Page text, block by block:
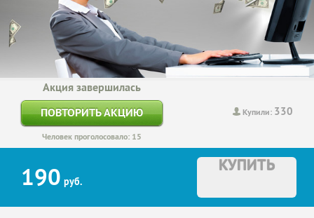
Купили: 330
Акция завершилась
ПОВТОРИТЬ АКЦИЮ
Человек проголосовало: 15
190 руб.
КУПИТЬ